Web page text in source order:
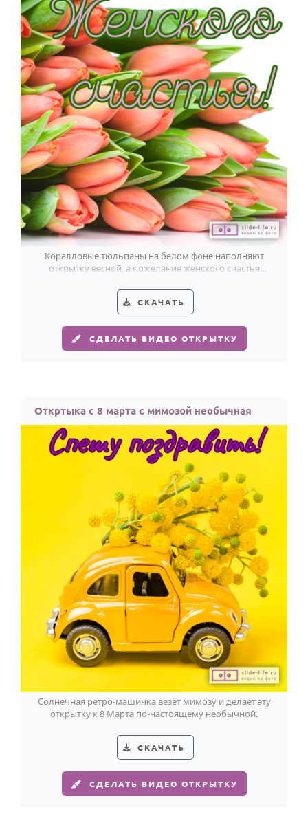
Коралловые тюльпаны на белом фоне наполняют
открытку весной, а пожелание женского счастья
СКАЧАТЬ
СДЕЛАТЬ ВИДЕО ОТКРЫТКУ
Откртыка с 8 марта с мимозой необычная
Солнечная ретро-машинка везёт мимозу и делает эту
открытку к 8 Марта по-настоящему необычной.
СКАЧАТЬ
СДЕЛАТЬ ВИДЕО ОТКРЫТКУ